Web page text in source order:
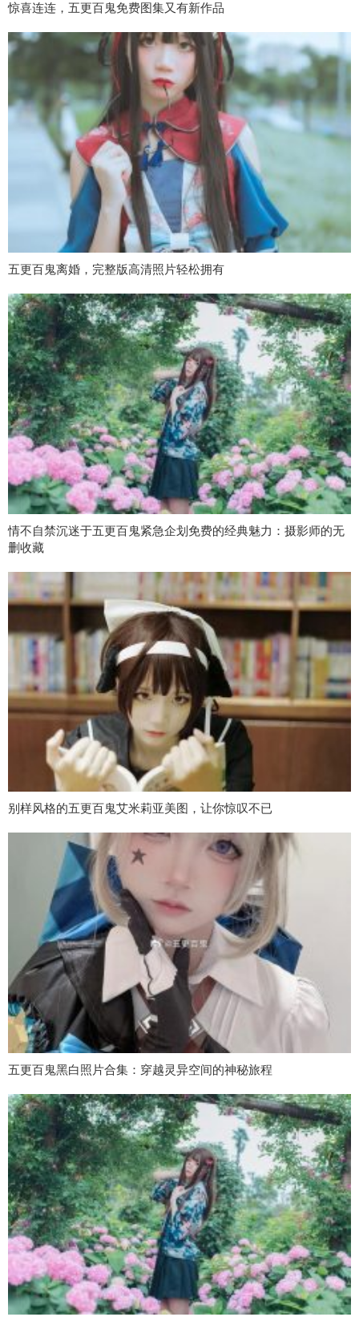
惊喜连连，五更百鬼免费图集又有新作品
五更百鬼离婚，完整版高清照片轻松拥有
情不自禁沉迷于五更百鬼紧急企划免费的经典魅力：摄影师的无
删收藏
别样风格的五更百鬼艾米莉亚美图，让你惊叹不已
五更百鬼黑白照片合集：穿越灵异空间的神秘旅程